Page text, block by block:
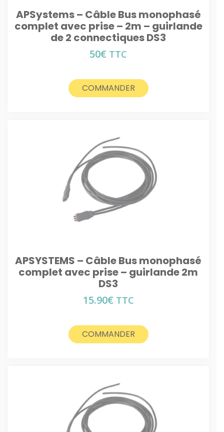
APSystems – Câble Bus monophasé
complet avec prise – 2m – guirlande
de 2 connectiques DS3
50€ TTC
COMMANDER
APSYSTEMS – Câble Bus monophasé
complet avec prise – guirlande 2m
DS3
15.90€ TTC
COMMANDER